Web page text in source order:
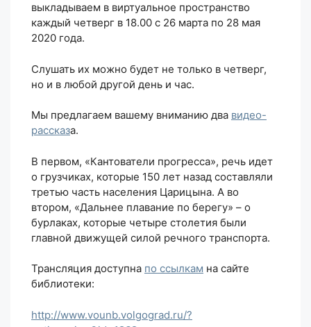
выкладываем в виртуальное пространство
каждый четверг в 18.00 с 26 марта по 28 мая
2020 года.
Слушать их можно будет не только в четверг,
но и в любой другой день и час.
Мы предлагаем вашему вниманию два видео-
рассказа.
В первом, «Кантователи прогресса», речь идет
о грузчиках, которые 150 лет назад составляли
третью часть населения Царицына. А во
втором, «Дальнее плавание по берегу» – о
бурлаках, которые четыре столетия были
главной движущей силой речного транспорта.
Трансляция доступна по ссылкам на сайте
библиотеки:
http://www.vounb.volgograd.ru/?